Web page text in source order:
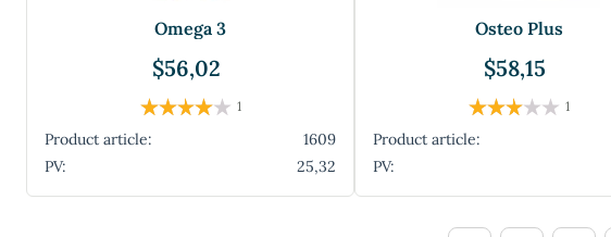
Omega 3
$56,02
1
Product article:
1609
PV:
25,32
Osteo Plus
$58,15
1
Product article:
PV: